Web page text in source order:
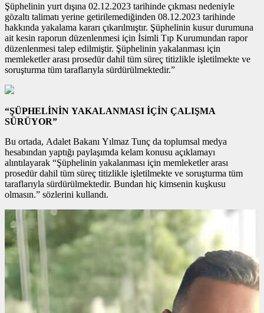
Şüphelinin yurt dışına 02.12.2023 tarihinde çıkması nedeniyle
gözaltı talimatı yerine getirilemediğinden 08.12.2023 tarihinde
hakkında yakalama kararı çıkarılmıştır. Şüphelinin kusur durumuna
ait kesin raporun düzenlenmesi için İsimli Tıp Kurumundan rapor
düzenlenmesi talep edilmiştir. Şüphelinin yakalanması için
memleketler arası prosedür dahil tüm süreç titizlikle işletilmekte ve
soruşturma tüm taraflarıyla sürdürülmektedir.”
“ŞÜPHELİNİN YAKALANMASI İÇİN ÇALIŞMA
SÜRÜYOR”
Bu ortada, Adalet Bakanı Yılmaz Tunç da toplumsal medya
hesabından yaptığı paylaşımda kelam konusu açıklamayı
alıntılayarak “Şüphelinin yakalanması için memleketler arası
prosedür dahil tüm süreç titizlikle işletilmekte ve soruşturma tüm
taraflarıyla sürdürülmektedir. Bundan hiç kimsenin kuşkusu
olmasın.” sözlerini kullandı.